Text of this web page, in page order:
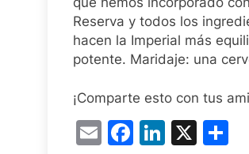
Reserva y todos los
hacen la Imperial más
potente. Maridaje: una
¡Comparte esto con tus
EmailFacebook
X